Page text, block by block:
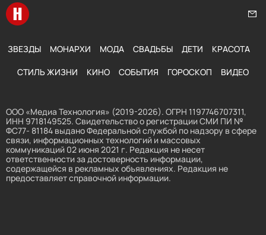
Перейти на главную
ЗВЕЗДЫ МОНАРХИ МОДА СВАДЬБЫ ДЕТИ КРАСОТА
СТИЛЬ ЖИЗНИ КИНО СОБЫТИЯ ГОРОСКОП ВИДЕО
ООО «Медиа Технология» (2019-2026). ОГРН 1197746707311,
ИНН 9718149525. Свидетельство о регистрации СМИ ПИ №
ФС77- 81184 выдано Федеральной службой по надзору в сфере
связи, информационных технологий и массовых
коммуникаций 02 июня 2021 г. Редакция не несет
ответственности за достоверность информации,
содержащейся в рекламных объявлениях. Редакция не
предоставляет справочной информации.